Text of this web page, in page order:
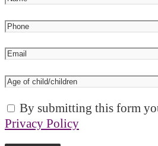
By submitting this form
Privacy Policy